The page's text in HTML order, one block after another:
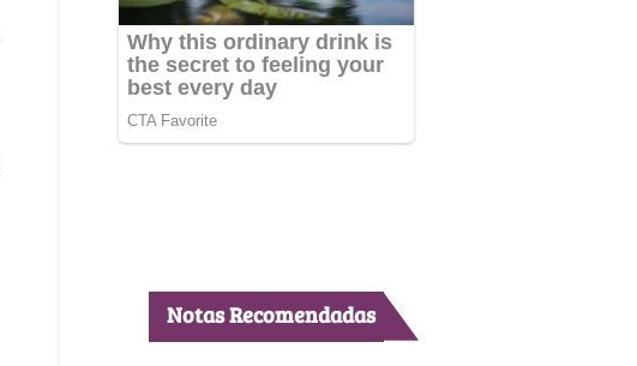
Notas Recomendadas